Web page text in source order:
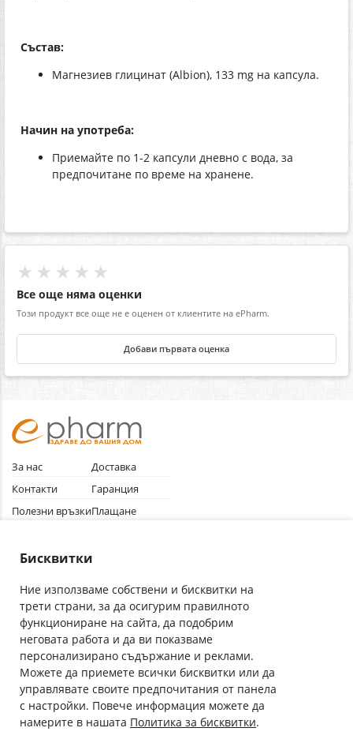
Състав:
Магнезиев глицинат (Albion), 133 mg на капсула.
Начин на употреба:
Приемайте по 1-2 капсули дневно с вода, за
предпочитане по време на хранене.
★★★★★
Все още няма оценки
Този продукт все още не е оценен от клиентите на ePharm.
Добави първата оценка
За нас
Контакти
Полезни връзки
Общи условия
Доставка
Гаранция
Плащане
Абонирай се за нашия бюлетин
С абонамента се съгласявам сПолитиката за лични данни.
Онлайн аптека, част от аптеки „Ванчева“
Бисквитки
Ние използваме собствени и бисквитки на
трети страни, за да осигурим правилното
функциониране на сайта, да подобрим
неговата работа и да ви показваме
персонализирано съдържание и реклами.
Можете да приемете всички бисквитки или да
управлявате своите предпочитания от панела
с настройки. Повече информация можете да
намерите в нашата Политика за бисквитки.